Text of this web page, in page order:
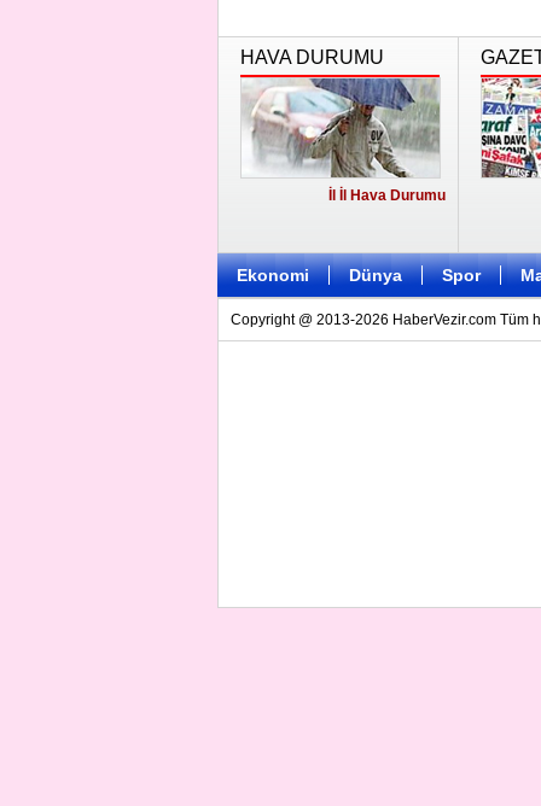
HAVA DURUMU
İl İl Hava Durumu
Ekonomi Dünya Spor
Copyright @ 2013-2026 HaberVezir.com Tüm